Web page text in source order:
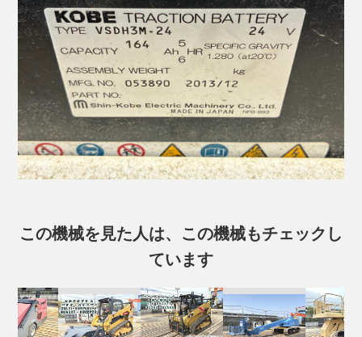
この機械を見た人は、この機械もチェックし
ています